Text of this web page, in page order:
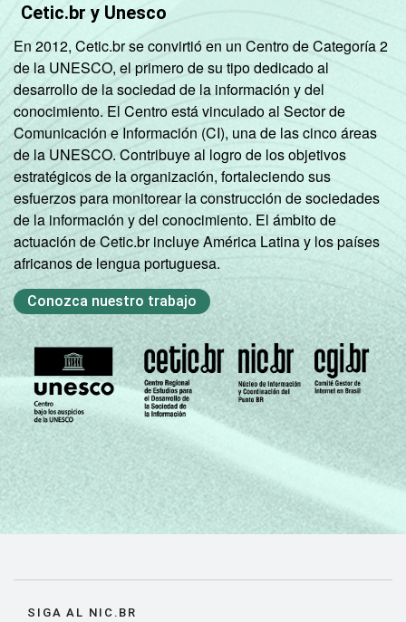
Cetic.br y Unesco
En 2012, Cetic.br se convirtió en un Centro de Categoría 2
de la UNESCO, el primero de su tipo dedicado al
desarrollo de la sociedad de la información y del
conocimiento. El Centro está vinculado al Sector de
Comunicación e Información (CI), una de las cinco áreas
de la UNESCO. Contribuye al logro de los objetivos
estratégicos de la organización, fortaleciendo sus
esfuerzos para monitorear la construcción de sociedades
de la información y del conocimiento. El ámbito de
actuación de Cetic.br incluye América Latina y los países
africanos de lengua portuguesa.
Conozca nuestro trabajo
SIGA AL NIC.BR